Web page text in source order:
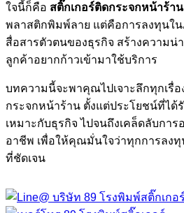
ใจนี้ก็คือ สติ๊กเกอร์ติดกระจกหน้าร้าน
พลาสติกพิมพ์ลาย แต่คือการลงทุนใ
สื่อสารตัวตนของธุรกิจ สร้างความน่
ลูกค้าอยากก้าวเข้ามาใช้บริการ
บทความนี้จะพาคุณไปเจาะลึกทุกเรื่อ
กระจกหน้าร้าน ตั้งแต่ประโยชน์ที่ได้
เหมาะกับธุรกิจ ไปจนถึงเคล็ดลับกา
อาชีพ เพื่อให้คุณมั่นใจว่าทุกการลง
ที่ชัดเจน